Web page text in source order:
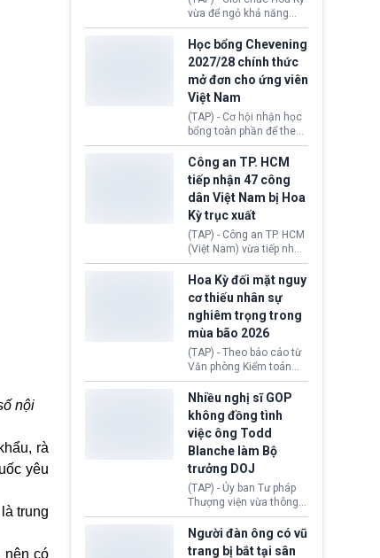
nội
rà
yêu
trung
nên có
Động thái này làm dấy
lên lo ngại về việc thực
thi Thỏa thuận Rút khỏi
Liên minh châu Âu
(Withdrawal
Agreement).
vừa để ngỏ khả năng
sớm đạt thỏa thuận với
Iran nhằm mở lại eo biển
Hormuz, mở đường cho
việc khôi phục hoạt
động hàng hải. Những
tín hiệu ngoại giao tích
cực này lập tức tác động
đến thị trường năng
lượng, kéo giá dầu thế
giới lùi sâu xuống dưới
mức 80 USD/thùng.
Học bổng Chevening
2027/28 chính thức
mở đơn cho ứng viên
Việt Nam
(TAP) - Cơ hội nhận học
bổng toàn phần để theo
học chương trình thạc sĩ
tại Vương quốc Anh đã
chính thức quay trở lại.
Học bổng Chevening
2027/28 của Chính phủ
Anh vừa mở cổng ứng
tuyển dành riêng ứng
viên Việt Nam, hỗ trợ
toàn bộ chi phí học tập
cùng nhiều quyền lợi
trong suốt một năm
học.
Công an TP. HCM
tiếp nhận 47 công
dân Việt Nam bị Hoa
Kỳ trục xuất
(TAP) - Công an TP. HCM
(Việt Nam) vừa tiếp nhận
47 công dân Việt Nam bị
Hoa Kỳ trục xuất về
nước. Đây là đợt có số
lượng lớn nhất từ đầu
năm 2026 đến nay, phản
ánh xu hướng gia tăng
các trường hợp trục
xuất.
Hoa Kỳ đối mặt nguy
cơ thiếu nhân sự
nghiêm trọng trong
mùa bão 2026
(TAP) - Theo báo cáo từ
Văn phòng Kiểm toán
Chính phủ (GAO), Cơ
quan Quản lý Khẩn cấp
Liên bang (FEMA) thuộc
Bộ An ninh Nội địa Hoa
Kỳ (DHS) đang đối mặt
nguy cơ thiếu hụt lực
lượng trầm trọng. Điều
này cần được đặc biệt
chú ý bởi nếu các siêu
bão đổ bộ Hoa Kỳ ở nửa
lượng ứng phó “mỏng”
có thể làm nghẽn công
Nhiều nghị sĩ GOP
không đồng tình
việc ông Todd
Blanche làm Bộ
trưởng DOJ
(TAP) - Ủy ban Tư pháp
Thượng viện vừa thông
qua đề cử ông Todd
Blanche làm Bộ trưởng
Bộ Tư pháp Hoa Kỳ
Người đàn ông có vũ
trang bị bắt tại sân